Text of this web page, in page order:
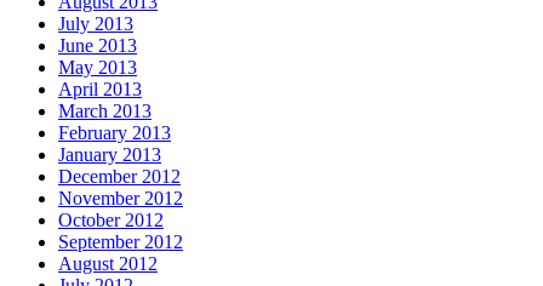
July 2013
June 2013
May 2013
April 2013
March 2013
February 2013
January 2013
December 2012
November 2012
October 2012
September 2012
August 2012